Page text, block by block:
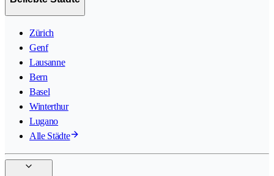
Zürich
Genf
Lausanne
Bern
Basel
Winterthur
Lugano
Alle Städte